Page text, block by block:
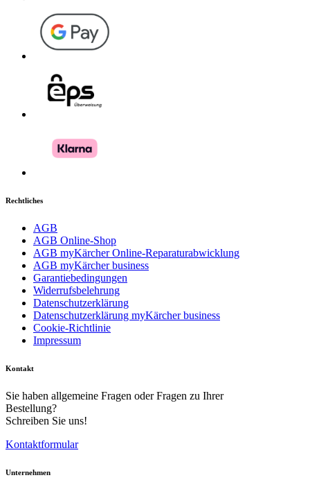
Handbuch
Download PDF
Handbuch
Rechtliches
AGB
AGB Online-Shop
AGB myKärcher Online-Reparaturabwicklung
AGB myKärcher business
Garantiebedingungen
Widerrufsbelehrung
Datenschutzerklärung
Datenschutzerklärung myKärcher business
Cookie-Richtlinie
Impressum
Kontakt
Sie haben allgemeine Fragen oder Fragen zu Ihrer
Bestellung?
Schreiben Sie uns!
Kontaktformular
Unternehmen